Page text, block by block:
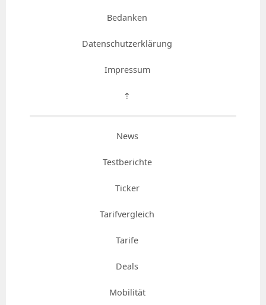
Bedanken
Datenschutzerklärung
Impressum
⇡
News
Testberichte
Ticker
Tarifvergleich
Tarife
Deals
Mobilität